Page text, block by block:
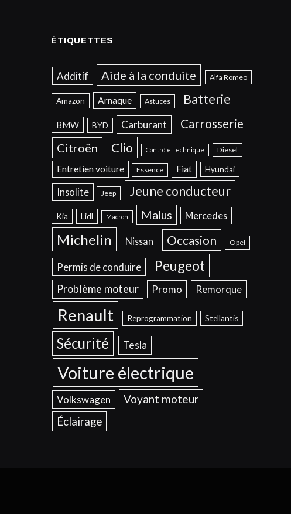
ÉTIQUETTES
Additif Aide à la conduite Alfa Romeo
Amazon Arnaque Astuces Batterie
BMW BYD Carburant Carrosserie
Citroën Clio Contrôle Technique Diesel
Entretien voiture Essence Fiat Hyundai
Insolite Jeep Jeune conducteur
Kia Lidl Macron Malus Mercedes
Michelin Nissan Occasion Opel
Permis de conduire Peugeot
Problème moteur Promo Remorque
Renault Reprogrammation Stellantis
Sécurité Tesla
Voiture électrique
Volkswagen
Voyant moteur
Éclairage